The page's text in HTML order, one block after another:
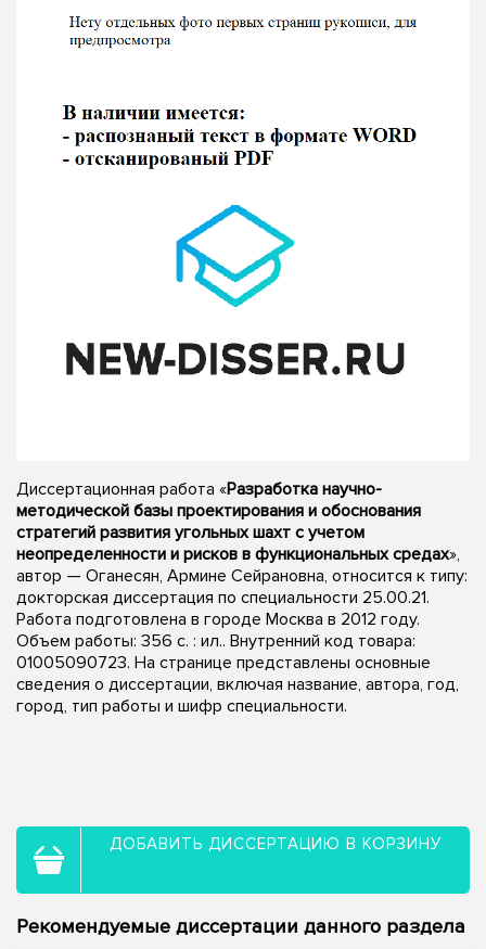
Диссертационная работа «Разработка научно-
методической базы проектирования и обоснования
стратегий развития угольных шахт с учетом
неопределенности и рисков в функциональных средах»,
автор — Оганесян, Армине Сейрановна, относится к типу:
докторская диссертация по специальности 25.00.21.
Работа подготовлена в городе Москва в 2012 году.
Объем работы: 356 с. : ил.. Внутренний код товара:
01005090723. На странице представлены основные
сведения о диссертации, включая название, автора, год,
город, тип работы и шифр специальности.
ДОБАВИТЬ ДИССЕРТАЦИЮ В КОРЗИНУ
Рекомендуемые диссертации данного раздела